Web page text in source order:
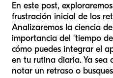
En este post,
frustración inicial de los
Analizaremos la ciencia
importancia del "tiempo
cómo puedes integrar el
en tu rutina diaria. Ya sea
notar un retraso o